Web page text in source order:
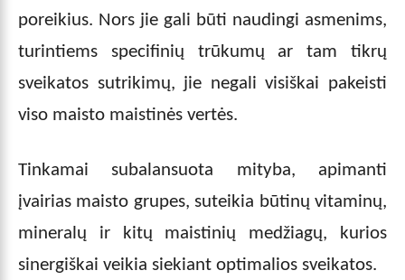
poreikius. Nors jie gali būti naudingi asmenims,
turintiems specifinių trūkumų ar tam tikrų
sveikatos sutrikimų, jie negali visiškai pakeisti
viso maisto maistinės vertės.
Tinkamai subalansuota mityba, apimanti
įvairias maisto grupes, suteikia būtinų vitaminų,
mineralų ir kitų maistinių medžiagų, kurios
sinergiškai veikia siekiant optimalios sveikatos.